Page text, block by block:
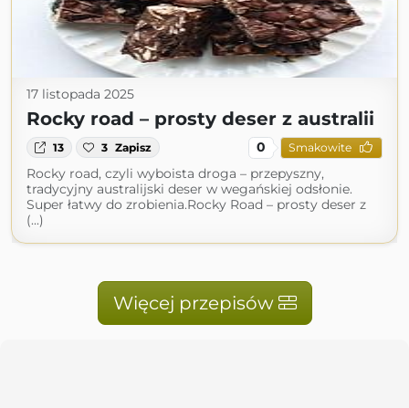
17 listopada 2025
Rocky road – prosty deser z australii
13 3 Zapisz 0 Smakowite
Rocky road, czyli wyboista droga – przepyszny,
tradycyjny australijski deser w wegańskiej odsłonie.
Super łatwy do zrobienia.Rocky Road – prosty deser z
(...)
Więcej przepisów